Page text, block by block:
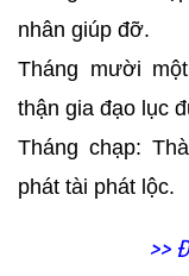
nhân giúp đỡ.
Tháng mười
thận gia đạo lục
Tháng chạp:
phát tài phát lộc.
>>